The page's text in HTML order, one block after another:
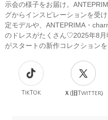
示会の様子をお届け。
グからインスピレーションを受
定モデルや、ANTEPRIMA・
のドレスがたくさん♡2025年8
がスタートの新作コレクションを
TikTok Ｘ(旧Twitter)